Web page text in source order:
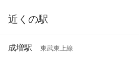
近くの駅
成増駅 東武東上線